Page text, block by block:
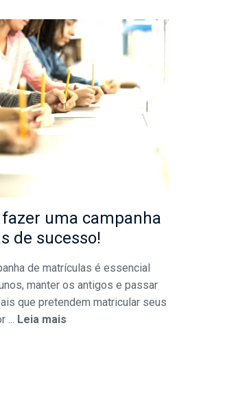
uma campanha
de sucesso!
de matrículas é essencial
manter os antigos e passar
que pretendem matricular seus
... Leia mais